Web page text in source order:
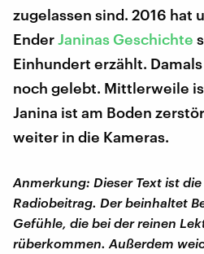
zugelassen sind. 2016 hat
EnderJaninas Geschichte
Einhundert erzählt.
noch gelebt. Mittlerweile
Janina ist am Boden
weiter in die Kameras.
Anmerkung: Dieser Text ist
Radiobeitrag. Der beinhaltet
Gefühle, die bei der reinen
rüberkommen. Außerdem